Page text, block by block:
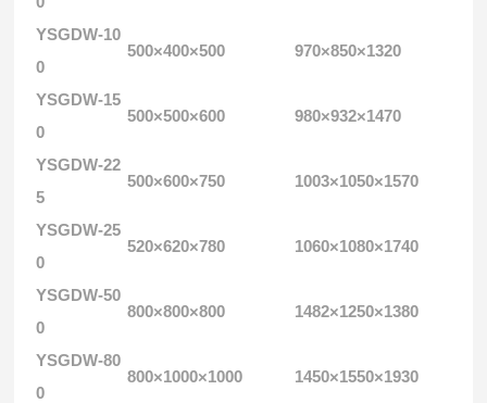
YSGDW-10
0
500×400×500 970×850×1320
YSGDW-15
0
500×500×600 980×932×1470
YSGDW-22
5
500×600×750 1003×1050×1570
YSGDW-25
0
520×620×780 1060×1080×1740
YSGDW-50
0
800×800×800 1482×1250×1380
YSGDW-80
0
800×1000×1000 1450×1550×1930